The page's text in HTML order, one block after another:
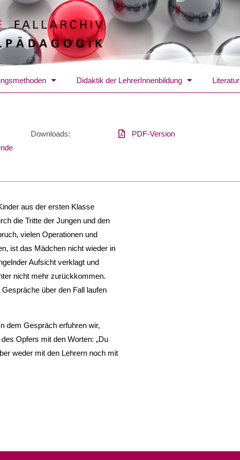
Didaktik der LehrerInnenbildung Literatur
Downloads: PDF-Version
aus der ersten Klasse
die Tritte der Jungen und den
vielen Operationen und
ist das Mädchen nicht wieder in
Aufsicht verklagt und
nicht mehr zurückkommen.
über den Fall laufen
dem Gespräch erfuhren wir,
Opfers mit den Worten: „Du
weder mit den Lehrern noch mit